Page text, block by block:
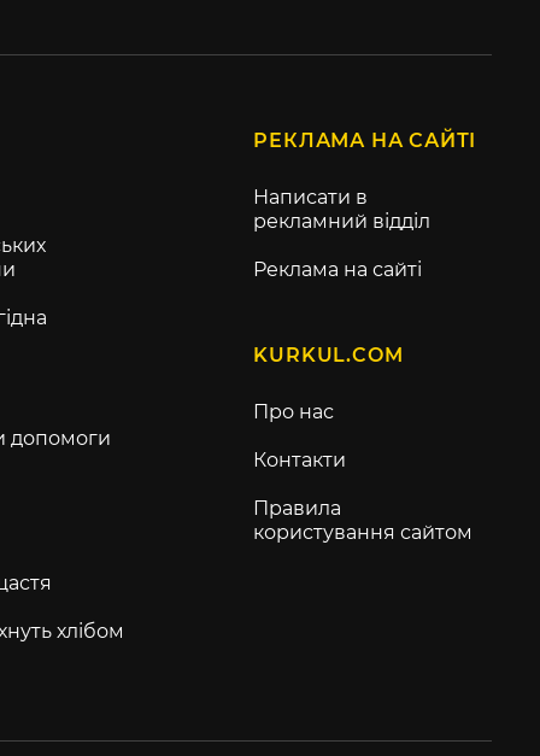
допомоги
хлібом
РЕКЛАМА НА САЙТІ
Написати в
рекламний відділ
Реклама на сайті
KURKUL.COM
Про нас
Контакти
Правила
користування сайтом